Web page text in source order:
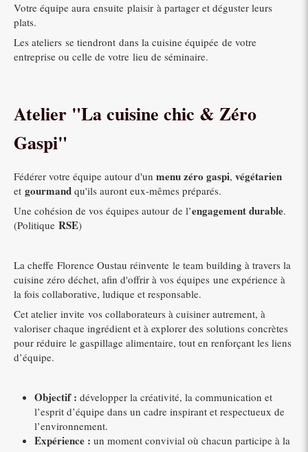
Votre équipe aura ensuite plaisir à partager et déguster leurs
plats.
Les ateliers se tiendront dans la cuisine équipée de votre
entreprise ou celle de votre lieu de séminaire.
Atelier "La cuisine chic & Zéro
Gaspi"
Fédérer votre équipe autour d'un menu zéro gaspi, végétarien
et gourmand qu'ils auront eux-mêmes préparés.
Une cohésion de vos équipes autour de l’engagement durable.
(Politique RSE)
La cheffe Florence Oustau réinvente le team building à travers la
cuisine zéro déchet, afin d'offrir à vos équipes une expérience à
la fois collaborative, ludique et responsable.
Cet atelier invite vos collaborateurs à cuisiner autrement, à
valoriser chaque ingrédient et à explorer des solutions concrètes
pour réduire le gaspillage alimentaire, tout en renforçant les liens
d’équipe.
Objectif : développer la créativité, la communication et
l’esprit d’équipe dans un cadre inspirant et respectueux de
l’environnement.
Expérience : un moment convivial où chacun participe à la